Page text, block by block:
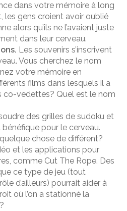
dans votre mémoire à long
les gens croient avoir oublié
alors qu’ils ne l’avaient juste
dans leur cerveau.
Les souvenirs s’inscrivent
Vous cherchez le nom
votre mémoire en
films dans lesquels il a
co-vedettes? Quel est le nom
des grilles de sudoku et
pour le cerveau.
chose de différent?
et les applications pour
comme Cut The Rope. Des
ce type de jeu (tout
d’ailleurs) pourrait aider à
où l’on a stationné la